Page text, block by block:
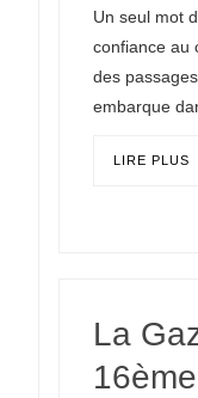
Un seul mot
confiance au
des
embarque
LIRE PLUS
La